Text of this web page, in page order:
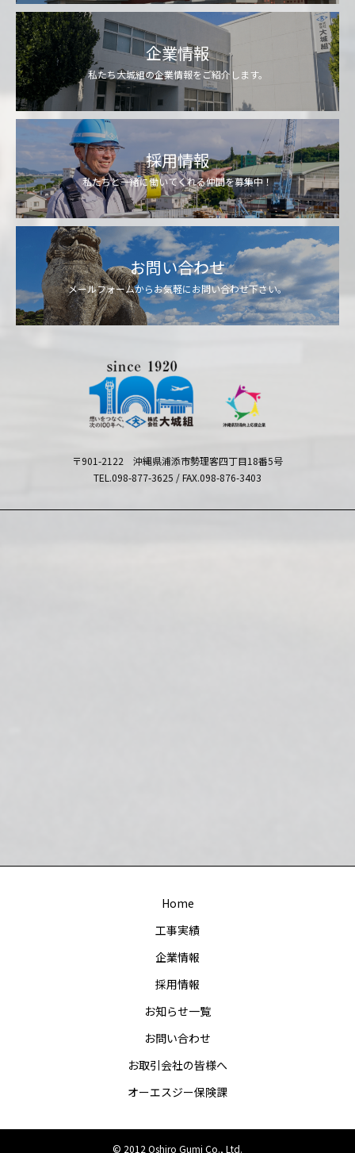
企業情報
私たち大城組の企業情報をご紹介します。
採用情報
私たちと一緒に働いてくれる仲間を募集中！
お問い合わせ
メールフォームからお気軽にお問い合わせ下さい。
〒901-2122 沖縄県浦添市勢理客四丁目18番5号
TEL.098-877-3625 / FAX.098-876-3403
Home
工事実績
企業情報
採用情報
お知らせ一覧
お問い合わせ
お取引会社の皆様へ
オーエスジー保険課
© 2012 Oshiro Gumi Co., Ltd.